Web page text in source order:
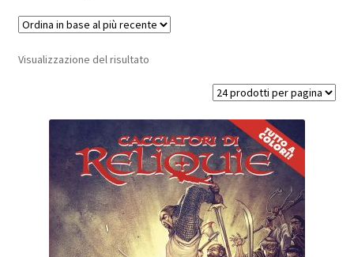
Visualizzazione del risultato